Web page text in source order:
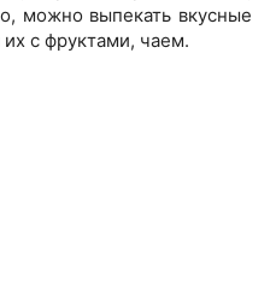
можно выпекать вкусные
с фруктами, чаем.